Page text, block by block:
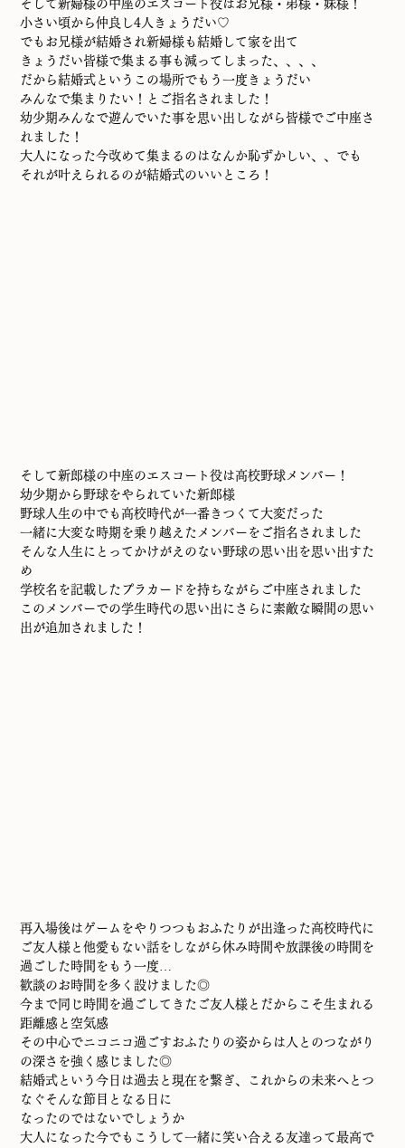
そして新婦様の中座のエスコート役はお兄様・弟様・妹様！
小さい頃から仲良し4人きょうだい♡
でもお兄様が結婚され新婦様も結婚して家を出て
きょうだい皆様で集まる事も減ってしまった、、、、
だから結婚式というこの場所でもう一度きょうだい
みんなで集まりたい！とご指名されました！
幼少期みんなで遊んでいた事を思い出しながら皆様でご中座さ
れました！
大人になった今改めて集まるのはなんか恥ずかしい、、でも
それが叶えられるのが結婚式のいいところ！
そして新郎様の中座のエスコート役は高校野球メンバー！
幼少期から野球をやられていた新郎様
野球人生の中でも高校時代が一番きつくて大変だった
一緒に大変な時期を乗り越えたメンバーをご指名されました
そんな人生にとってかけがえのない野球の思い出を思い出すた
め
学校名を記載したプラカードを持ちながらご中座されました
このメンバーでの学生時代の思い出にさらに素敵な瞬間の思い
出が追加されました！
再入場後はゲームをやりつつもおふたりが出逢った高校時代に
ご友人様と他愛もない話をしながら休み時間や放課後の時間を
過ごした時間をもう一度…
歓談のお時間を多く設けました◎
今まで同じ時間を過ごしてきたご友人様とだからこそ生まれる
距離感と空気感
その中心でニコニコ過ごすおふたりの姿からは人とのつながり
の深さを強く感じました◎
結婚式という今日は過去と現在を繋ぎ、これからの未来へとつ
なぐそんな節目となる日に
なったのではないでしょうか
大人になった今でもこうして一緒に笑い合える友達って最高で